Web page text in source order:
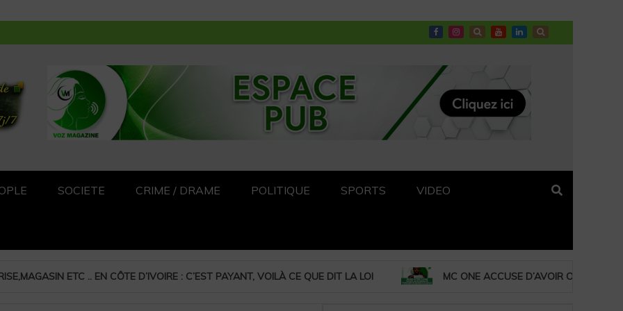
SOCIETE CRIME / DRAME POLITIQUE SPORTS VIDEO
: C’EST PAYANT, VOILÀ CE QUE DIT LA LOI MC ONE ACCUSE D’AVOIR OBTENU LA NATIONALITE IVOIRIENNE DE